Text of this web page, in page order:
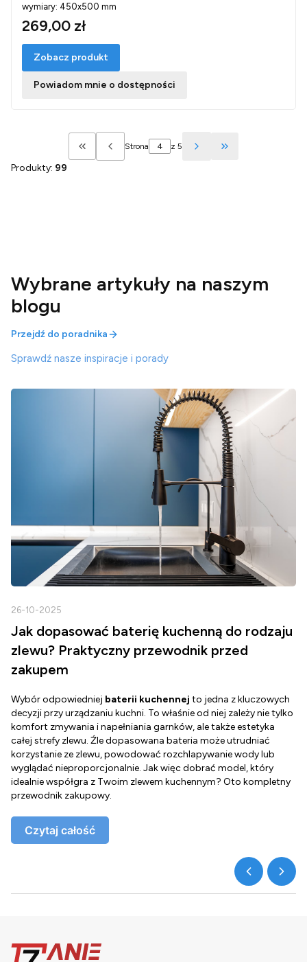
wymiary: 450x500 mm
269,00 zł
Zobacz produkt
Powiadom mnie o dostępności
Wróć do pierwszej strony z produktami
Strona z 5
Przejdź do
Produkty: 99
Wybrane artykuły na naszym
blogu
Przejdź do poradnika
Sprawdź nasze inspiracje i porady
26-10-2025
Jak dopasować baterię kuchenną do rodzaju
zlewu? Praktyczny przewodnik przed
zakupem
Wybór odpowiedniej baterii kuchennej to jedna z kluczowych
decyzji przy urządzaniu kuchni. To właśnie od niej zależy nie tylko
komfort zmywania i napełniania garnków, ale także estetyka
całej strefy zlewu. Źle dopasowana bateria może utrudniać
korzystanie ze zlewu, powodować rozchlapywanie wody lub
wyglądać nieproporcjonalnie. Jak więc dobrać model, który
idealnie współgra z Twoim zlewem kuchennym? Oto kompletny
przewodnik zakupowy.
Czytaj całość